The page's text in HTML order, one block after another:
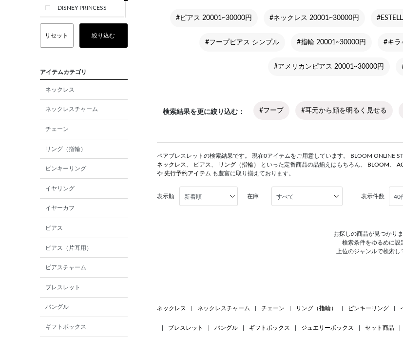
DISNEY PRINCESS
CREST+
リセット
絞り込む
アイテムカテゴリ
ネックレス
ネックレスチャーム
チェーン
リング（指輪）
ピンキーリング
イヤリング
イヤーカフ
ピアス
ピアス（片耳用）
ピアスチャーム
ブレスレット
バングル
ギフトボックス
#ピアス 20001~30000円 #ネックレス 20001~30000円
#フープピアス シンプル #指輪 20001~30000円 #キラ
#アメリカンピアス 20001~30000円
検索結果を更に絞り込む #フープ #耳元から顔を明るく見せる
ペアブレスレットの検索結果です。 現在0アイテムをご用意しています。 BLOOM ONLINE
ネックレス
ピアス リング（指輪） といった定番商品の品揃えはもちろん、 BLOOM
や 先行予約アイテム も豊富に取り揃えております。
表示順 在庫 表示件数
お探しの商品が見つかり
検索条件をゆるめに設
上位のジャンルで検索し
ネックレス ネックレスチャーム チェーン リング（指輪） ピンキーリング
ブレスレット バングル ギフトボックス ジュエリーボックス セット商品